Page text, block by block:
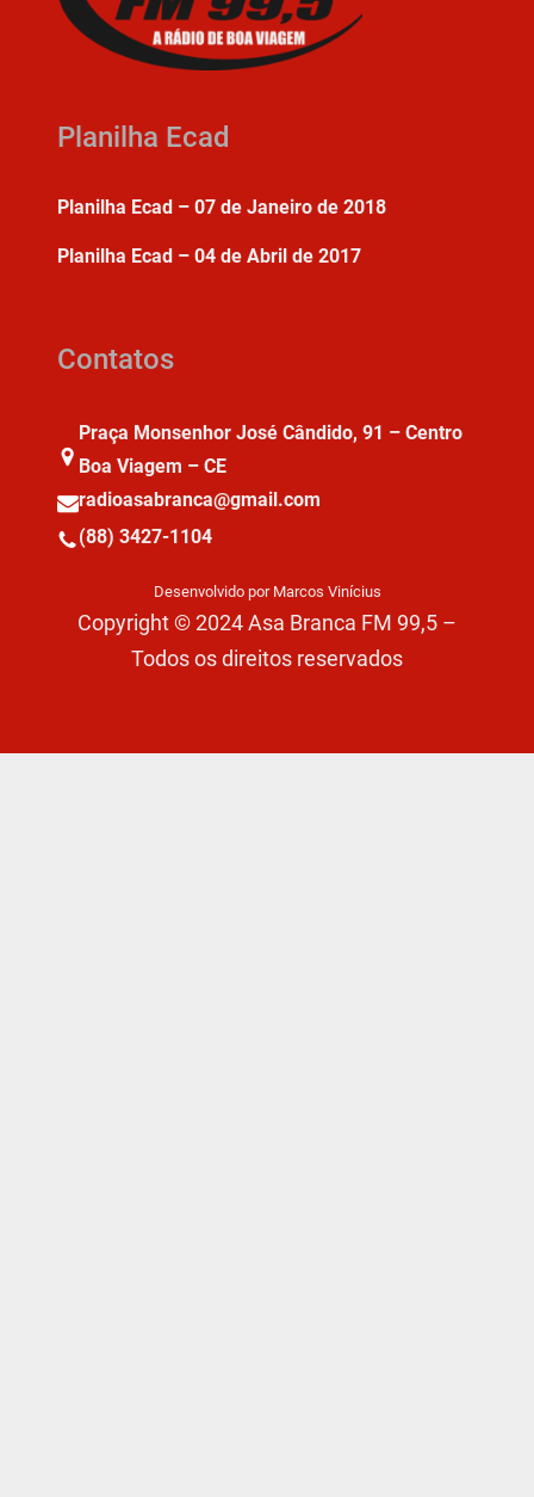
Planilha Ecad
Planilha Ecad – 07 de Janeiro de 2018
Planilha Ecad – 04 de Abril de 2017
Contatos
Praça Monsenhor José Cândido, 91 – Centro
Boa Viagem – CE
radioasabranca@gmail.com
(88) 3427-1104
Desenvolvido por Marcos Vinícius
Copyright © 2024 Asa Branca FM 99,5 –
Todos os direitos reservados